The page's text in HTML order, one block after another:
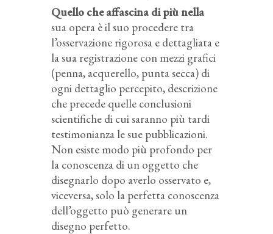
Quello che affascina di più nella
sua opera è il suo procedere tra
l’osservazione rigorosa e dettagliata e
la sua registrazione con mezzi grafici
(penna, acquerello, punta secca) di
ogni dettaglio percepito, descrizione
che precede quelle conclusioni
scientifiche di cui saranno più tardi
testimonianza le sue pubblicazioni.
Non esiste modo più profondo per
la conoscenza di un oggetto che
disegnarlo dopo averlo osservato e,
viceversa, solo la perfetta conoscenza
dell’oggetto può generare un
disegno perfetto.